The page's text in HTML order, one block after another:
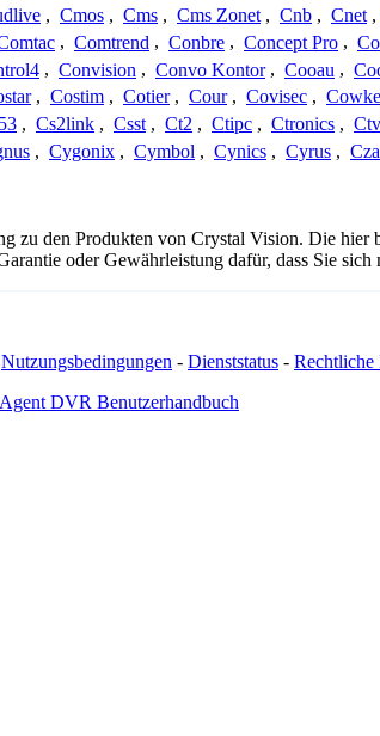
, Cmos , Cms , Cms Zonet , Cnb , Cnet ,
, Comtrend , Conbre , Concept Pro ,
, Convision , Convo Kontor , Cooau ,
, Costim , Cotier , Cour , Covisec ,
, Cs2link , Csst , Ct2 , Ctipc , Ctronics ,
, Cygonix , Cymbol , Cynics , Cyrus ,
den Produkten von Crystal Vision. Die
oder Gewährleistung dafür, dass Sie
Nutzungsbedingungen - Dienststatus - Rechtliche
Agent DVR Benutzerhandbuch